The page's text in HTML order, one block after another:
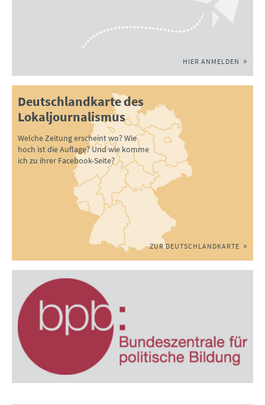
HIER ANMELDEN
Deutschlandkarte des
Lokaljournalismus
Welche Zeitung erscheint wo? Wie
hoch ist die Auflage? Und wie komme
ich zu ihrer Facebook-Seite?
ZUR DEUTSCHLANDKARTE